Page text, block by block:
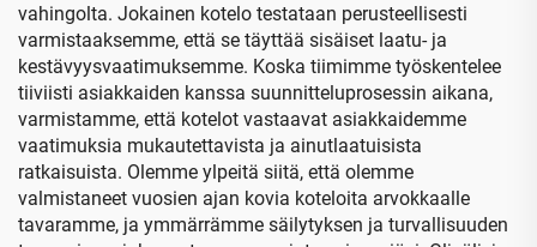
vahingolta. Jokainen kotelo testataan perusteellisesti
varmistaaksemme, että se täyttää sisäiset laatu- ja
kestävyysvaatimuksemme. Koska tiimimme työskentelee
tiiviisti asiakkaiden kanssa suunnitteluprosessin aikana,
varmistamme, että kotelot vastaavat asiakkaidemme
vaatimuksia mukautettavista ja ainutlaatuisista
ratkaisuista. Olemme ylpeitä siitä, että olemme
valmistaneet vuosien ajan kovia koteloita arvokkaalle
tavaramme, ja ymmärrämme säilytyksen ja turvallisuuden